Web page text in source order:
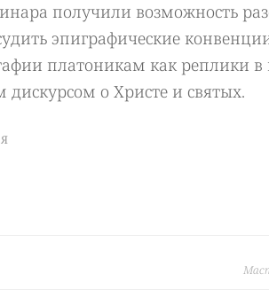
получили возможность
эпиграфические
платоникам как реплики в
дискурсом о Христе и святых.